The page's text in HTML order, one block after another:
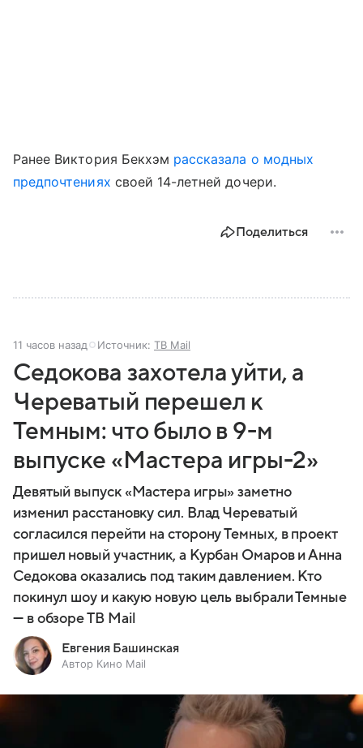
Ранее Виктория Бекхэм рассказала о модных
предпочтениях своей 14-летней дочери.
Поделиться
11 часов назад Источник: ТВ Mail
Седокова захотела уйти, а
Череватый перешел к
Темным: что было в 9-м
выпуске «Мастера игры-2»
Девятый выпуск «Мастера игры» заметно
изменил расстановку сил. Влад Череватый
согласился перейти на сторону Темных, в проект
пришел новый участник, а Курбан Омаров и Анна
Седокова оказались под таким давлением. Кто
покинул шоу и какую новую цель выбрали Темные
— в обзоре ТВ Mail
Евгения Башинская
Автор Кино Mail